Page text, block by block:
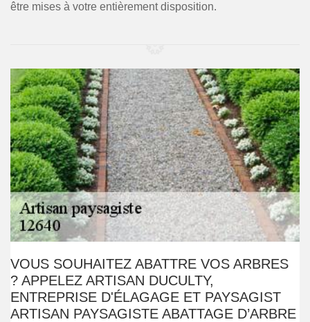
être mises à votre entièrement disposition.
VOUS SOUHAITEZ ABATTRE VOS ARBRES
? APPELEZ ARTISAN DUCULTY,
ENTREPRISE D'ÉLAGAGE ET PAYSAGIST
ARTISAN PAYSAGISTE ABATTAGE D’ARBRE